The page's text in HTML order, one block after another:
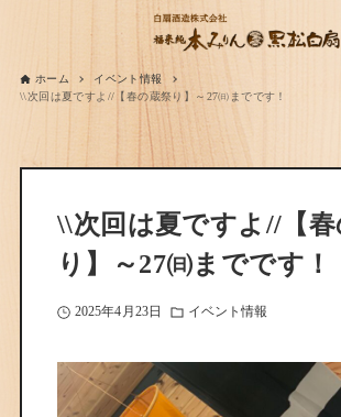
ホーム
イベント情報
\\次回は夏ですよ//【春の蔵祭り】～27㈰までです！
\\次回は夏ですよ//【
り】～27㈰までです！
2025年4月23日 イベント情報